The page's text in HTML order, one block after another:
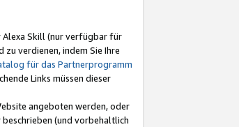
Alexa Skill (nur verfügbar für
zu verdienen, indem Sie Ihre
für das Partnerprogramm
Links müssen dieser
angeboten werden, oder
beschrieben (und vorbehaltlich